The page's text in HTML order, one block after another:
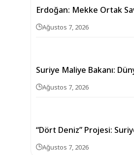
Erdoğan: Mekke Ortak
Ağustos 7, 2026
Suriye Maliye Bakanı:
Ağustos 7, 2026
“Dört Deniz” Projesi:
Ağustos 7, 2026